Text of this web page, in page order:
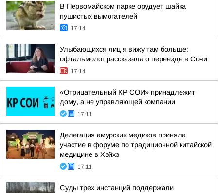
В Первомайском парке орудует шайка
пушистых вымогателей
17:14
Улыбающихся лиц я вижу там больше:
офтальмолог рассказала о переезде в Сочи
17:14
«Отрицательный КР СОИ» принадлежит
дому, а не управляющей компании
17:11
Делегация амурских медиков приняла
участие в форуме по традиционной китайской
медицине в Хэйхэ
17:11
Суды трех инстанций поддержали